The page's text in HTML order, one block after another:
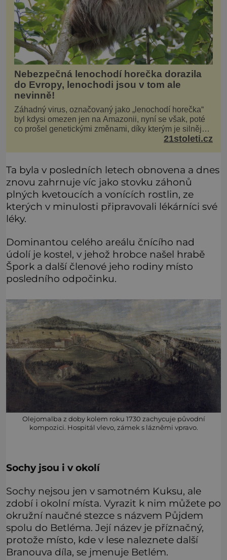
Nebezpečná lenochodí horečka dorazila
do Evropy, lenochodi jsou v tom ale
nevinně!
Záhadný virus, označovaný jako „lenochodí horečka“
byl kdysi omezen jen na Amazonii, nyní se však, poté
co prošel genetickými změnami, díky kterým je silnější,
šíří po celé Americe a první případy se objevily už i v
21stoleti.cz
Ta byla v posledních letech obnovena a dnes
znovu zahrnuje víc jako stovku záhonů
plných kvetoucích a vonících rostlin, ze
kterých v minulosti připravovali lékárníci své
léky.
Dominantou celého areálu čnícího nad
údolí je kostel, v jehož hrobce našel hrabě
Špork a další členové jeho rodiny místo
posledního odpočinku.
Olejomalba z doby kolem roku 1730 zachycuje původní
kompozici. Hospitál vlevo, zámek s lázněmi vpravo.
Sochy jsou i v okolí
Sochy nejsou jen v samotném Kuksu, ale
zdobí i okolní místa. Vyrazit k nim můžete po
okružní naučné stezce s názvem Půjdem
spolu do Betléma. Její název je příznačný,
protože místo, kde v lese naleznete další
Branouva díla, se jmenuje Betlém.